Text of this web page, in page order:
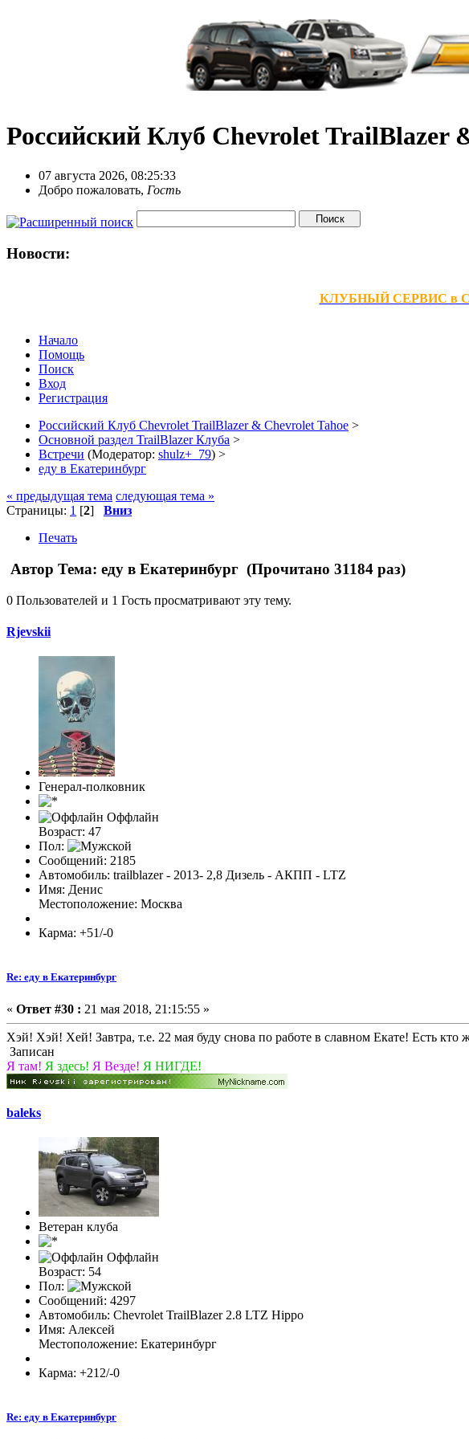
Российский Клуб Chevrolet TrailBlazer
07 августа 2026, 08:25:33
Добро пожаловать, Гость
Новости:
КЛУБНЫЙ СЕРВИС в
Начало
Помощь
Поиск
Вход
Регистрация
Российский Клуб Chevrolet TrailBlazer & Chevrolet Tahoe >
Основной раздел TrailBlazer Клуба >
Встречи (Модератор: shulz+_79) >
еду в Екатеринбург
« предыдущая тема следующая тема »
Страницы: 1 [2] Вниз
Печать
Автор Тема: еду в Екатеринбург (Прочитано 31184 раз)
0 Пользователей и 1 Гость просматривают эту тему.
Rjevskii
Генерал-полковник
Оффлайн
Возраст: 47
Пол:
Сообщений: 2185
Автомобиль: trailblazer - 2013- 2,8 Дизель - АКПП - LTZ
Имя: Денис
Местоположение: Москва
Карма: +51/-0
Re: еду в Екатеринбург
« Ответ #30 : 21 мая 2018, 21:15:55 »
Хэй! Хэй! Хей! Завтра, т.е. 22 мая буду снова по работе в славном Екате! Есть
Записан
Я там! Я здесь! Я Везде! Я НИГДЕ!
baleks
Ветеран клуба
Оффлайн
Возраст: 54
Пол:
Сообщений: 4297
Автомобиль: Chevrolet TrailBlazer 2.8 LTZ Hippo
Имя: Алексей
Местоположение: Екатеринбург
Карма: +212/-0
Re: еду в Екатеринбург